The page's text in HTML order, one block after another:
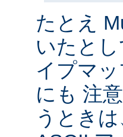
たとえ
いたと
イプマ
にも 注
うとき